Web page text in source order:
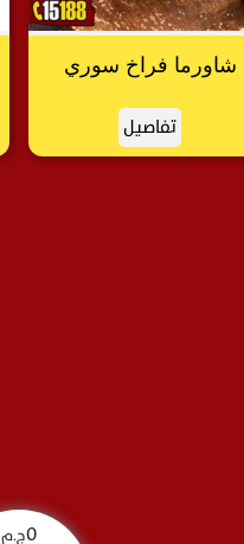
شاورما فراخ سوري
تفاصيل
0ج.م